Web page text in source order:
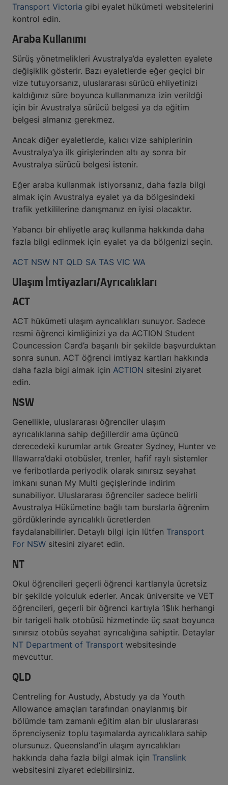
Transport Victoria gibi eyalet hükümeti websitelerini
kontrol edin.
Araba Kullanımı
Sürüş yönetmelikleri Avustralya’da eyaletten eyalete
değişiklik gösterir. Bazı eyaletlerde eğer geçici bir
vize tutuyorsanız, uluslararası sürücü ehliyetinizi
kaldığınız süre boyunca kullanmanıza izin verildği
için bir Avustralya sürücü belgesi ya da eğitim
belgesi almanız gerekmez.
Ancak diğer eyaletlerde, kalıcı vize sahiplerinin
Avustralya’ya ilk girişlerinden altı ay sonra bir
Avustralya sürücü belgesi istenir.
Eğer araba kullanmak istiyorsanız, daha fazla bilgi
almak için Avustralya eyalet ya da bölgesindeki
trafik yetkililerine danışmanız en iyisi olacaktır.
Yabancı bir ehliyetle araç kullanma hakkında daha
fazla bilgi edinmek için eyalet ya da bölgenizi seçin.
ACT NSW NT QLD SA TAS VIC WA
Ulaşım İmtiyazları/Ayrıcalıkları
ACT
ACT hükümeti ulaşım ayrıcalıkları sunuyor. Sadece
resmi öğrenci kimliğinizi ya da ACTION Student
Councession Card’a başarılı bir şekilde başvurduktan
sonra sunun. ACT öğrenci imtiyaz kartları hakkında
daha fazla bigi almak için ACTION sitesini ziyaret
edin.
NSW
Genellikle, uluslararası öğrenciler ulaşım
ayrıcalıklarına sahip değillerdir ama üçüncü
derecedeki kurumlar artık Greater Sydney, Hunter ve
Illawarra’daki otobüsler, trenler, hafif raylı sistemler
ve feribotlarda periyodik olarak sınırsız seyahat
imkanı sunan My Multi geçişlerinde indirim
sunabiliyor. Uluslararası öğrenciler sadece belirli
Avustralya Hükümetine bağlı tam burslarla öğrenim
gördüklerinde ayrıcalıklı ücretlerden
faydalanabilirler. Detaylı bilgi için lütfen Transport
For NSW sitesini ziyaret edin.
NT
Okul öğrencileri geçerli öğrenci kartlarıyla ücretsiz
bir şekilde yolculuk ederler. Ancak üniversite ve VET
öğrencileri, geçerli bir öğrenci kartıyla 1$lık herhangi
bir tarigeli halk otobüsü hizmetinde üç saat boyunca
sınırsız otobüs seyahat ayrıcalığına sahiptir. Detaylar
NT Department of Transport websitesinde
mevcuttur.
QLD
Centreling for Austudy, Abstudy ya da Youth
Allowance amaçları tarafından onaylanmış bir
bölümde tam zamanlı eğitim alan bir uluslararası
öprenciyseniz toplu taşımalarda ayrıcalıklara sahip
olursunuz. Queensland’in ulaşım ayrıcalıkları
hakkında daha fazla bilgi almak için Translink
websitesini ziyaret edebilirsiniz.